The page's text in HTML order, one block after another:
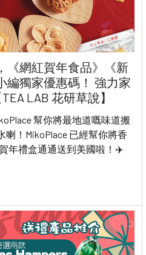
《網紅賀年食品》《新
編獨家優惠碼！ 強力家
LAB 花研草說】
幫你將最地道嘅味道搬
！MikoPlace 已經幫你將香
年禮盒通通送到美國啦！✈️